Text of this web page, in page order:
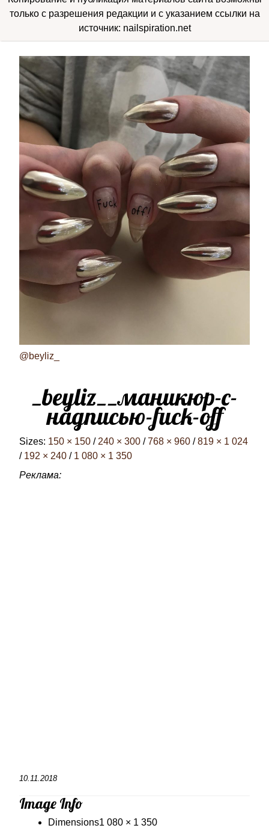
только с разрешения редакции и с указанием ссылки на
источник: nailspiration.net
@beyliz_
_beyliz__маникюр-с-
надписью-fuck-off
Sizes: 150 × 150 / 240 × 300 / 768 × 960 / 819 × 1 024
/ 192 × 240 / 1 080 × 1 350
Реклама:
10.11.2018
Image Info
Dimensions1 080 × 1 350